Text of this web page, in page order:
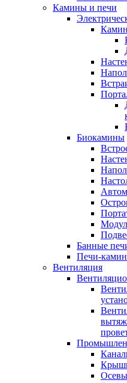
Камины и печи
Биокамины
Банные
Печи-
Вентиляция